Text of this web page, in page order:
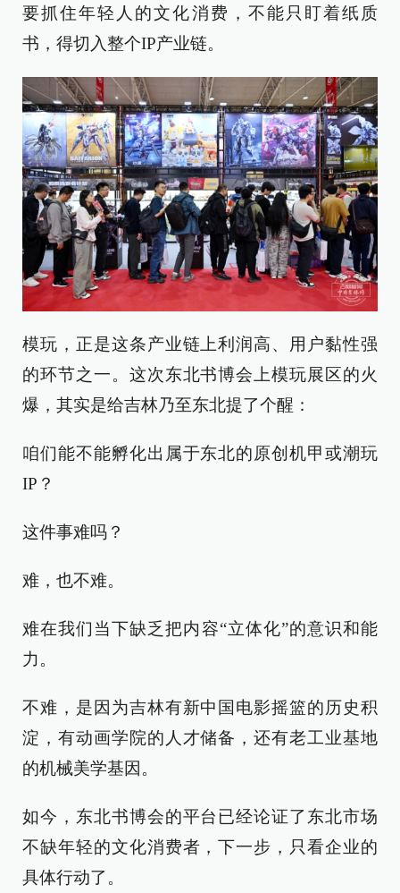
要抓住年轻人的文化消费，不能只盯着纸质
书，得切入整个IP产业链。
模玩，正是这条产业链上利润高、用户黏性强
的环节之一。这次东北书博会上模玩展区的火
爆，其实是给吉林乃至东北提了个醒：
咱们能不能孵化出属于东北的原创机甲或潮玩
IP？
这件事难吗？
难，也不难。
难在我们当下缺乏把内容“立体化”的意识和能
力。
不难，是因为吉林有新中国电影摇篮的历史积
淀，有动画学院的人才储备，还有老工业基地
的机械美学基因。
如今，东北书博会的平台已经论证了东北市场
不缺年轻的文化消费者，下一步，只看企业的
具体行动了。